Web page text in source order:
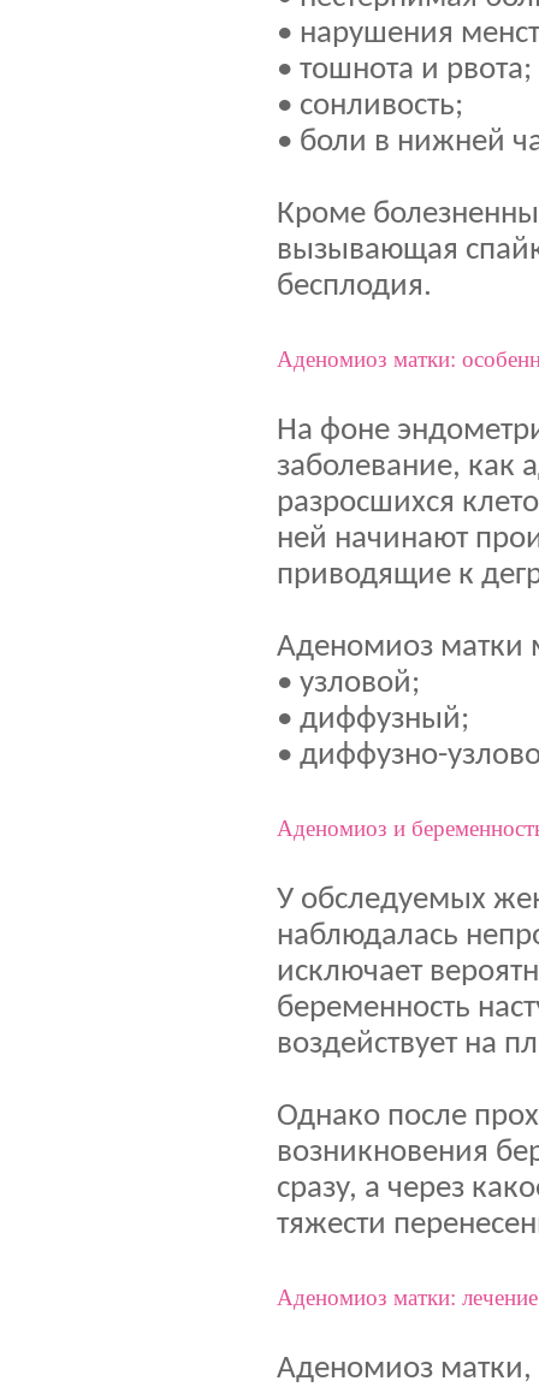
• нарушения
• тошнота и рвота;
• сонливость;
• боли в нижней
Кроме
вызывающая
бесплодия.
Аденомиоз матки:
На фоне
заболевание, как
разросшихся
ней начинают
приводящие к
Аденомиоз матки
• узловой;
• диффузный;
• диффузно-
Аденомиоз и
У обследуемых
наблюдалась
исключает
беременность
воздействует на
Однако после
возникновения
сразу, а через
тяжести
Аденомиоз матки: лечение
Аденомиоз матки,